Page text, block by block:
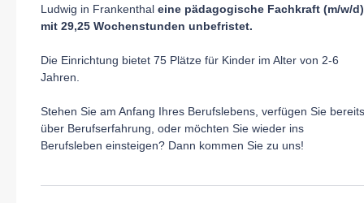
Ludwig in Frankenthal eine pädagogische Fachkraft (m/w/d)
mit 29,25 Wochenstunden unbefristet.
Die Einrichtung bietet 75 Plätze für Kinder im Alter von 2-6
Jahren.
Stehen Sie am Anfang Ihres Berufslebens, verfügen Sie bereits
über Berufserfahrung, oder möchten Sie wieder ins
Berufsleben einsteigen? Dann kommen Sie zu uns!